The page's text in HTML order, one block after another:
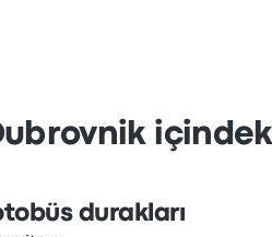
durakları